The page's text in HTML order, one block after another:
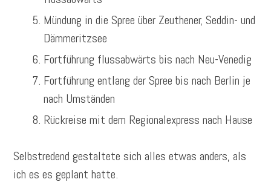
Mündung in die Spree über Zeuthener, Seddin- und
Dämmeritzsee
Fortführung flussabwärts bis nach Neu-Venedig
Fortführung entlang der Spree bis nach Berlin je
nach Umständen
Rückreise mit dem Regionalexpress nach Hause
Selbstredend gestaltete sich alles etwas anders, als
ich es es geplant hatte.